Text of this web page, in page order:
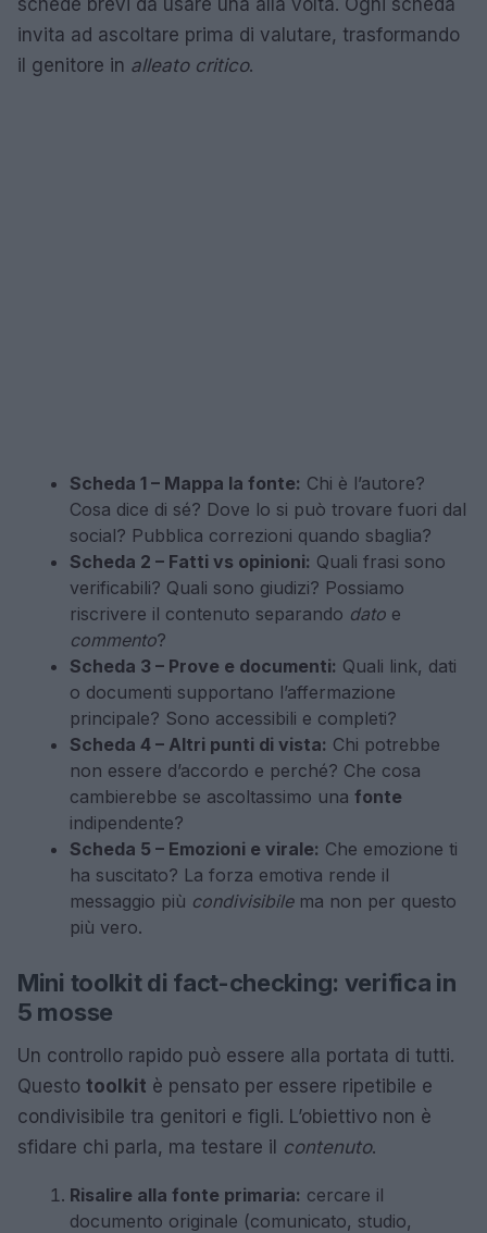
schede brevi da usare una alla volta. Ogni scheda
invita ad ascoltare prima di valutare, trasformando
il genitore in alleato critico.
Scheda 1 – Mappa la fonte: Chi è l’autore?
Cosa dice di sé? Dove lo si può trovare fuori dal
social? Pubblica correzioni quando sbaglia?
Scheda 2 – Fatti vs opinioni: Quali frasi sono
verificabili? Quali sono giudizi? Possiamo
riscrivere il contenuto separando dato e
commento?
Scheda 3 – Prove e documenti: Quali link, dati
o documenti supportano l’affermazione
principale? Sono accessibili e completi?
Scheda 4 – Altri punti di vista: Chi potrebbe
non essere d’accordo e perché? Che cosa
cambierebbe se ascoltassimo una fonte
indipendente?
Scheda 5 – Emozioni e virale: Che emozione ti
ha suscitato? La forza emotiva rende il
messaggio più condivisibilema non per questo
più vero.
Mini toolkit di fact-checking: verifica in
5 mosse
Un controllo rapido può essere alla portata di tutti.
Questo toolkit è pensato per essere ripetibile e
condivisibile tra genitori e figli. L’obiettivo non è
sfidare chi parla, ma testare il contenuto.
Risalire alla fonte primaria: cercare il
documento originale (comunicato, studio,